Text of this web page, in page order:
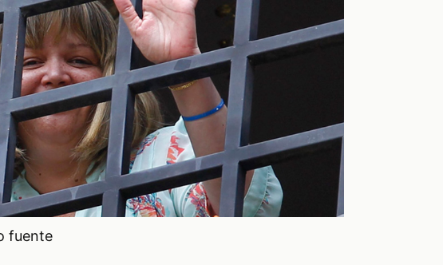
fuente